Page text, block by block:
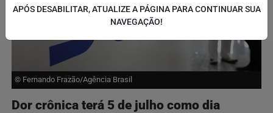
© Fernando Frazão/Agência Brasil
Dor crônica terá 5 de julho como dia
APÓS DESABILITAR, ATUALIZE A PÁGINA PARA CONTINUAR SUA
NAVEGAÇÃO!